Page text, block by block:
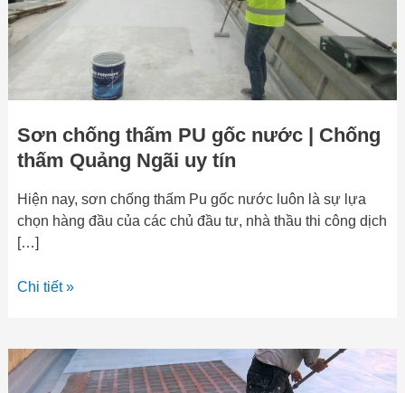
Sơn chống thấm PU gốc nước | Chống
thấm Quảng Ngãi uy tín
Hiện nay, sơn chống thấm Pu gốc nước luôn là sự lựa
chọn hàng đầu của các chủ đầu tư, nhà thầu thi công dịch
[…]
Chống
thấm
Quảng
Chi tiết »
Sơn
chống